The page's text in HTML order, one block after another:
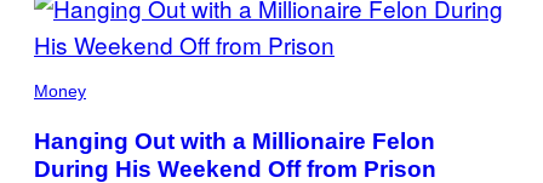
Money
Hanging Out with a Millionaire Felon
During His Weekend Off from Prison